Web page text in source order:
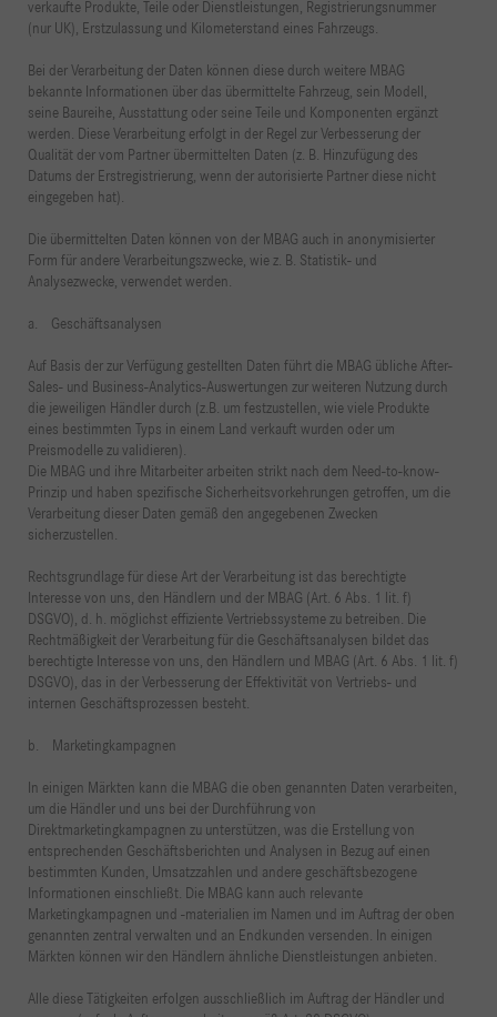
verkaufte Produkte, Teile oder Dienstleistungen, Registrierungsnummer
(nur UK), Erstzulassung und Kilometerstand eines Fahrzeugs.
Bei der Verarbeitung der Daten können diese durch weitere MBAG
bekannte Informationen über das übermittelte Fahrzeug, sein Modell,
seine Baureihe, Ausstattung oder seine Teile und Komponenten ergänzt
werden. Diese Verarbeitung erfolgt in der Regel zur Verbesserung der
Qualität der vom Partner übermittelten Daten (z. B. Hinzufügung des
Datums der Erstregistrierung, wenn der autorisierte Partner diese nicht
eingegeben hat).
Die übermittelten Daten können von der MBAG auch in anonymisierter
Form für andere Verarbeitungszwecke, wie z. B. Statistik- und
Analysezwecke, verwendet werden.
a. Geschäftsanalysen
Auf Basis der zur Verfügung gestellten Daten führt die MBAG übliche After-
Sales- und Business-Analytics-Auswertungen zur weiteren Nutzung durch
die jeweiligen Händler durch (z.B. um festzustellen, wie viele Produkte
eines bestimmten Typs in einem Land verkauft wurden oder um
Preismodelle zu validieren).
Die MBAG und ihre Mitarbeiter arbeiten strikt nach dem Need-to-know-
Prinzip und haben spezifische Sicherheitsvorkehrungen getroffen, um die
Verarbeitung dieser Daten gemäß den angegebenen Zwecken
sicherzustellen.
Rechtsgrundlage für diese Art der Verarbeitung ist das berechtigte
Interesse von uns, den Händlern und der MBAG (Art. 6 Abs. 1 lit. f)
DSGVO), d. h. möglichst effiziente Vertriebssysteme zu betreiben. Die
Rechtmäßigkeit der Verarbeitung für die Geschäftsanalysen bildet das
berechtigte Interesse von uns, den Händlern und MBAG (Art. 6 Abs. 1 lit. f)
DSGVO), das in der Verbesserung der Effektivität von Vertriebs- und
internen Geschäftsprozessen besteht.
b. Marketingkampagnen
In einigen Märkten kann die MBAG die oben genannten Daten verarbeiten,
um die Händler und uns bei der Durchführung von
Direktmarketingkampagnen zu unterstützen, was die Erstellung von
entsprechenden Geschäftsberichten und Analysen in Bezug auf einen
bestimmten Kunden, Umsatzzahlen und andere geschäftsbezogene
Informationen einschließt. Die MBAG kann auch relevante
Marketingkampagnen und -materialien im Namen und im Auftrag der oben
genannten zentral verwalten und an Endkunden versenden. In einigen
Märkten können wir den Händlern ähnliche Dienstleistungen anbieten.
Alle diese Tätigkeiten erfolgen ausschließlich im Auftrag der Händler und